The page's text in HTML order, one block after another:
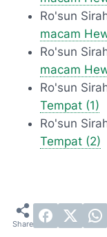
Ro'sun
macam
Ro'sun
macam
Ro'sun
Tempat (1)
Ro'sun
Tempat (2)